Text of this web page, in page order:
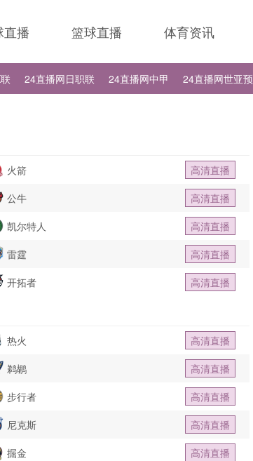
直播 篮球直播 体育资讯
24直播网日职联 24直播网中甲 24直播网世亚预
火箭
高清直播
公牛
高清直播
凯尔特人
高清直播
雷霆
高清直播
开拓者 高清直播
热火
高清直播
鹈鹕
高清直播
步行者
高清直播
尼克斯
高清直播
掘金
高清直播